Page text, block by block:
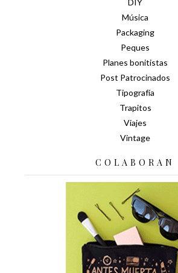
DIY
Música
Packaging
Peques
Planes bonitistas
Post Patrocinados
Tipografía
Trapitos
Viajes
Vintage
COLABORAN